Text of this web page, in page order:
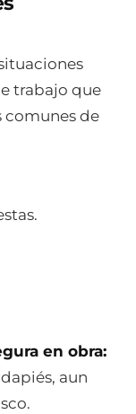
trabajo que
comunes de
en obra:
aun